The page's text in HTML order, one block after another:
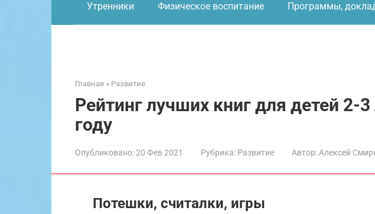
Утренники Физическое воспитание Программы,
Главная » Развитие
Рейтинг лучших книг для детей 2-3
году
Опубликовано:20 Фев 2021 Рубрика: Развитие Автор: Алексей
Потешки, считалки, игры